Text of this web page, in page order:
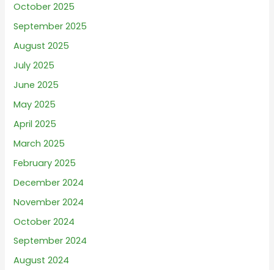
October 2025
September 2025
August 2025
July 2025
June 2025
May 2025
April 2025
March 2025
February 2025
December 2024
November 2024
October 2024
September 2024
August 2024